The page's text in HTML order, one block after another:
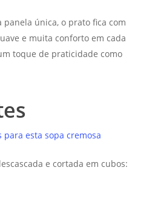
única, o prato fica com
e muita conforto em cada
toque de praticidade como
esta sopa cremosa
e cortada em cubos: